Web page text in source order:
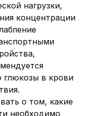
нагрузки,
концентрации
глюкозы в крови
о том, какие
необходимо